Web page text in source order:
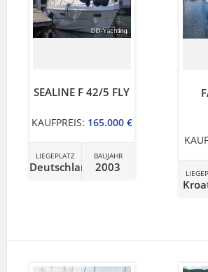
SEALINE F 42/5 FLY
KAUFPREIS: 165.000 €
LIEGEPLATZ
Deutschland
BAUJAHR
2003